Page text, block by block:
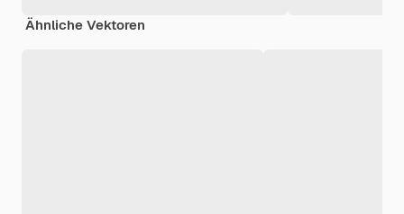
Ähnliche Vektoren